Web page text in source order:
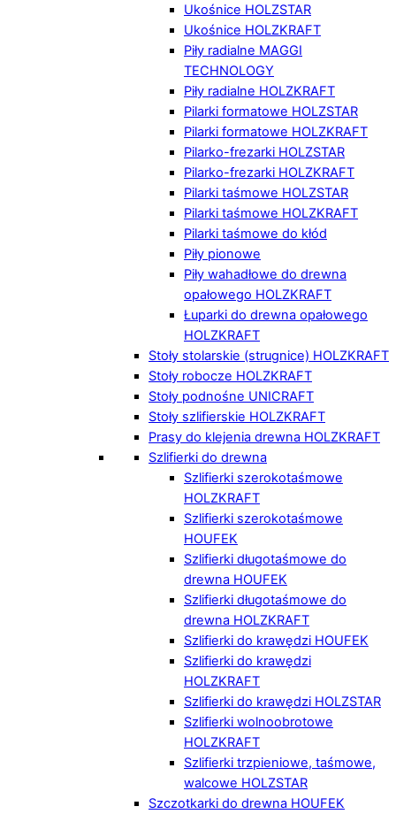
Ukośnice HOLZSTAR
Ukośnice HOLZKRAFT
Piły radialne MAGGI
TECHNOLOGY
Piły radialne HOLZKRAFT
Pilarki formatowe HOLZSTAR
Pilarki formatowe HOLZKRAFT
Pilarko-frezarki HOLZSTAR
Pilarko-frezarki HOLZKRAFT
Pilarki taśmowe HOLZSTAR
Pilarki taśmowe HOLZKRAFT
Pilarki taśmowe do kłód
Piły pionowe
Piły wahadłowe do drewna
opałowego HOLZKRAFT
Łuparki do drewna opałowego
HOLZKRAFT
Stoły stolarskie (strugnice) HOLZKRAFT
Stoły robocze HOLZKRAFT
Stoły podnośne UNICRAFT
Stoły szlifierskie HOLZKRAFT
Prasy do klejenia drewna HOLZKRAFT
Szlifierki do drewna
Szlifierki szerokotaśmowe
HOLZKRAFT
Szlifierki szerokotaśmowe
HOUFEK
Szlifierki długotaśmowe do
drewna HOUFEK
Szlifierki długotaśmowe do
drewna HOLZKRAFT
Szlifierki do krawędzi HOUFEK
Szlifierki do krawędzi
HOLZKRAFT
Szlifierki do krawędzi HOLZSTAR
Szlifierki wolnoobrotowe
HOLZKRAFT
Szlifierki trzpieniowe, taśmowe,
walcowe HOLZSTAR
Szczotkarki do drewna HOUFEK